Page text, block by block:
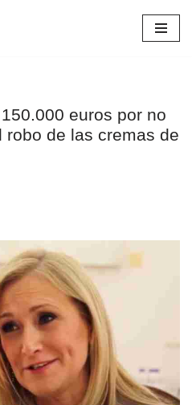
euros por no
de las cremas de